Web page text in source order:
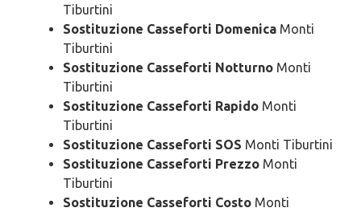
Tiburtini
Sostituzione Casseforti Domenica Monti
Tiburtini
Sostituzione Casseforti Notturno Monti
Tiburtini
Sostituzione Casseforti Rapido Monti
Tiburtini
Sostituzione Casseforti SOS Monti Tiburtini
Sostituzione Casseforti Prezzo Monti
Tiburtini
Sostituzione Casseforti Costo Monti